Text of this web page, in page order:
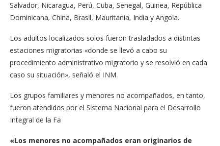
Salvador, Nicaragua, Perú, Cuba, Senegal, Guinea, República
Dominicana, China, Brasil, Mauritania, India y Angola.
Los adultos localizados solos fueron trasladados a distintas
estaciones migratorias «donde se llevó a cabo su
procedimiento administrativo migratorio y se resolvió en cada
caso su situación», señaló el INM.
Los grupos familiares y menores no acompañados, en tanto,
fueron atendidos por el Sistema Nacional para el Desarrollo
Integral de la Fa
«Los menores no acompañados eran originarios de